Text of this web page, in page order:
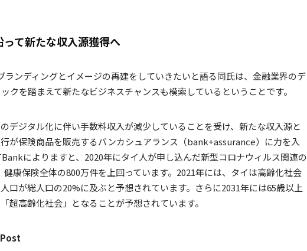
て新たな収入源獲得へ
ランディングとイメージの再建をしていきたいと語る同氏は、金融業界のデ
クを踏まえて新たなビジネスチャンスも模索しているということです。
デジタル化に伴い手数料収入が減少していることを受け、新たな収入源と
が保険商品を販売するバンカシュアランス（bank+assurance）に力を入
によりますと、2020年にタイ人が申し込んだ新型コロナウィルス関連の
健康保険全体の800万件を上回っています。2021年には、タイは高齢化社会
口が総人口の20%に及ぶと予想されています。さらに2031年には65歳以上
超高齢化社会」となることが予想されています。